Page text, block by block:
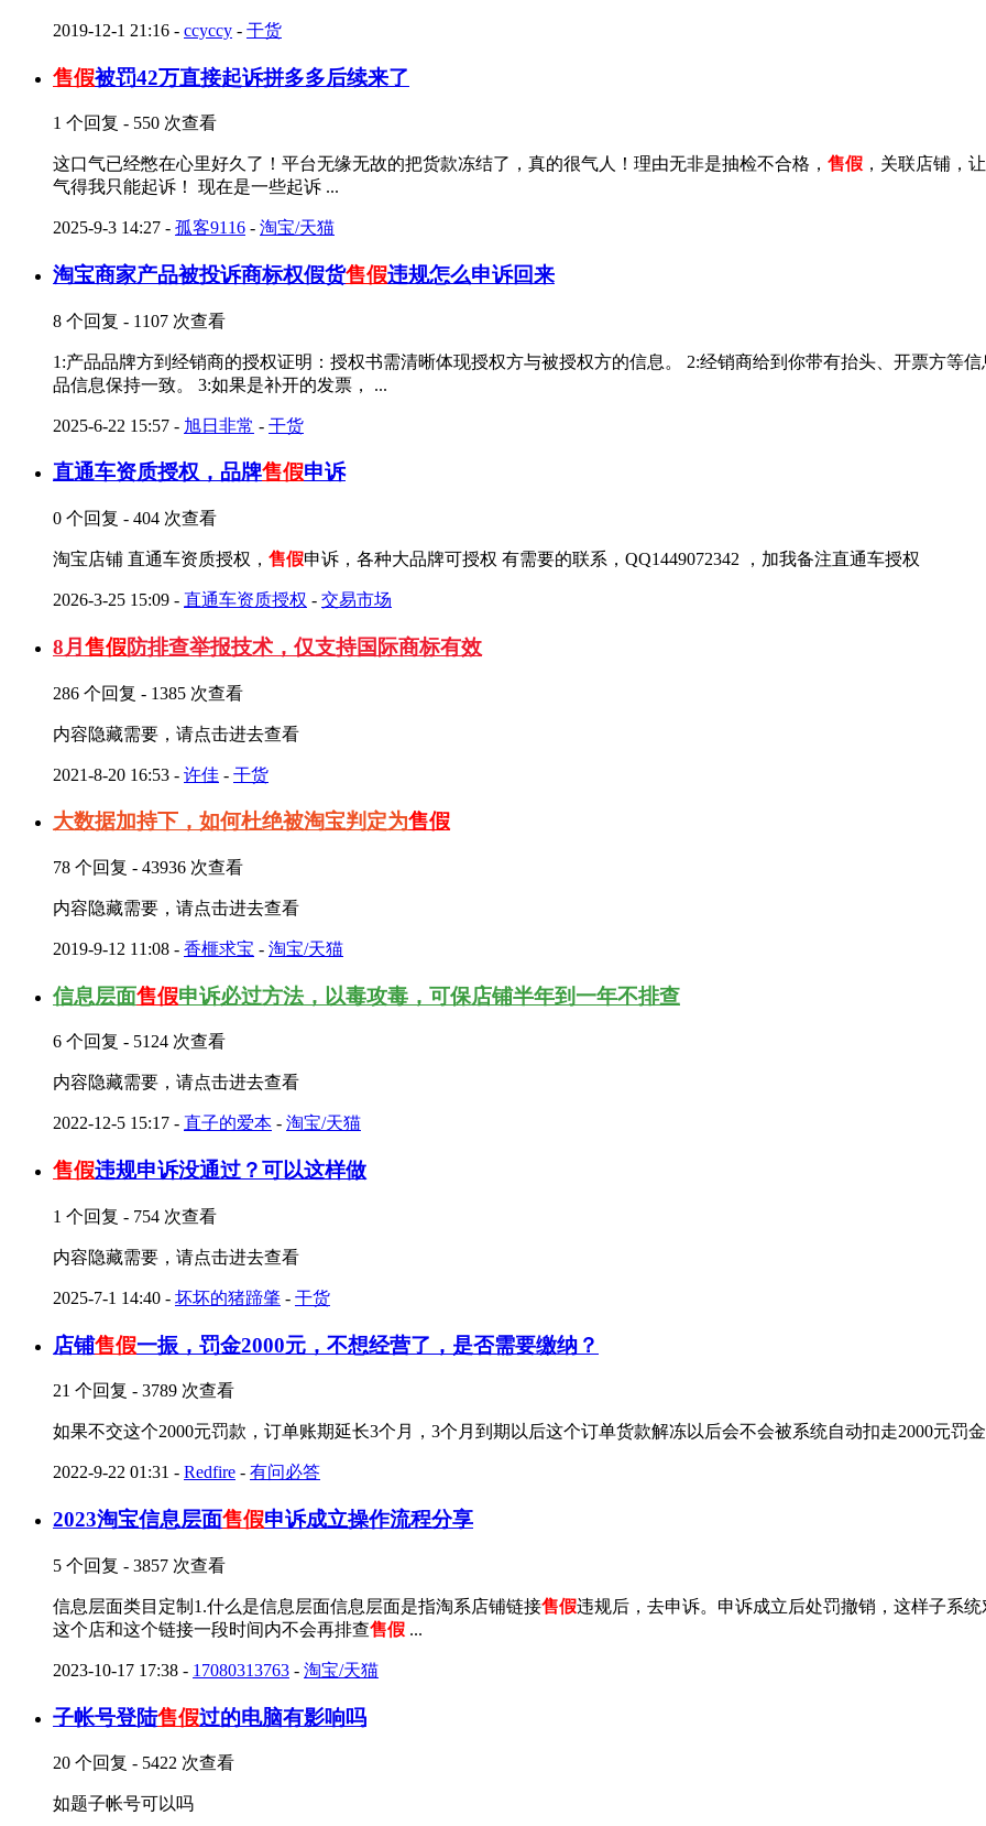
2019-12-1 21:16 - ccyccy - 干货
售假被罚42万直接起诉拼多多后续来了
1 个回复 - 550 次查看
这口气已经憋在心里好久了！平台无缘无故的把货款冻结了，真的很气人！理由无非是抽检不合格， 售假 ，关联店铺，
气得我只能起诉！ 现在是一些起诉 ...
2025-9-3 14:27 - 孤客9116 - 淘宝/天猫
淘宝商家产品被投诉商标权假货售假违规怎么申诉回来
8 个回复 - 1107 次查看
1:产品品牌方到经销商的授权证明：授权书需清晰体现授权方与被授权方的信息。 2:经销商给到你带有抬头、开票方等
品信息保持一致。 3:如果是补开的发票， ...
2025-6-22 15:57 - 旭日非常 - 干货
直通车资质授权，品牌售假申诉
0 个回复 - 404 次查看
淘宝店铺 直通车资质授权， 售假申诉，各种大品牌可授权 有需要的联系，QQ1449072342 ，加我备注直通车授权
2026-3-25 15:09 - 直通车资质授权 - 交易市场
8月 售假防排查举报技术，仅支持国际商标有效
286 个回复 - 1385 次查看
内容隐藏需要，请点击进去查看
2021-8-20 16:53 - 许佳 - 干货
大数据加持下，如何杜绝被淘宝判定为售假
78 个回复 - 43936 次查看
内容隐藏需要，请点击进去查看
2019-9-12 11:08 - 香榧求宝 - 淘宝/天猫
信息层面售假申诉必过方法，以毒攻毒，可保店铺半年到一年不排查
6 个回复 - 5124 次查看
内容隐藏需要，请点击进去查看
2022-12-5 15:17 - 直子的爱本 - 淘宝/天猫
售假违规申诉没通过？可以这样做
1 个回复 - 754 次查看
内容隐藏需要，请点击进去查看
2025-7-1 14:40 - 坏坏的猪蹄肇 - 干货
店铺售假一振，罚金2000元，不想经营了，是否需要缴纳？
21 个回复 - 3789 次查看
如果不交这个2000元罚款，订单账期延长3个月，3个月到期以后这个订单货款解冻以后会不会被系统自动扣走2000元罚
2022-9-22 01:31 - Redfire - 有问必答
2023淘宝信息层面售假申诉成立操作流程分享
5 个回复 - 3857 次查看
信息层面类目定制1.什么是信息层面信息层面是指淘系店铺链接售假违规后，去申诉。申诉成立后处罚撤销，这样子系
这个店和这个链接一段时间内不会再排查售假 ...
2023-10-17 17:38 - 17080313763 - 淘宝/天猫
子帐号登陆售假过的电脑有影响吗
20 个回复 - 5422 次查看
如题子帐号可以吗